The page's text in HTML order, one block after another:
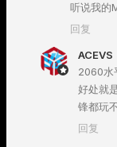
听说我的
回复
ACEVS
2060水
好处就
锋都玩
回复